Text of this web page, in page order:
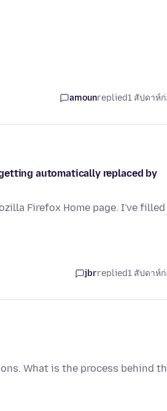
amounreplied1 สัปดาห์
automatically replaced by
Firefox Home page. I've filled
jbrreplied1 สัปดาห์
What is the process behind